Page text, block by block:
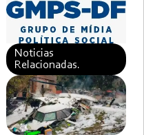
Noticias
Relacionadas.